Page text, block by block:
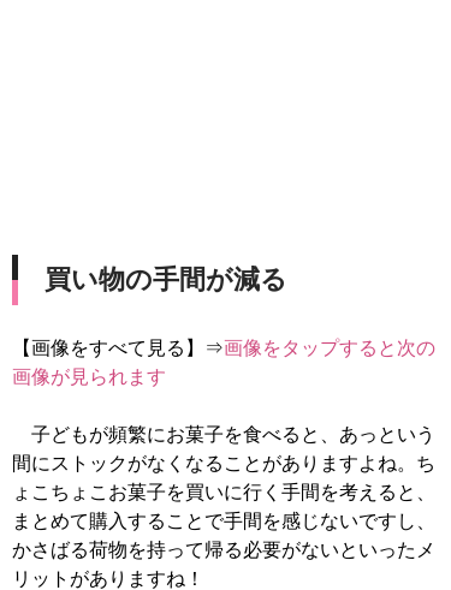
買い物の手間が減る
【画像をすべて見る】⇒画像をタップすると次の
画像が見られます
子どもが頻繁にお菓子を食べると、あっという
間にストックがなくなることがありますよね。ち
ょこちょこお菓子を買いに行く手間を考えると、
まとめて購入することで手間を感じないですし、
かさばる荷物を持って帰る必要がないといったメ
リットがありますね！